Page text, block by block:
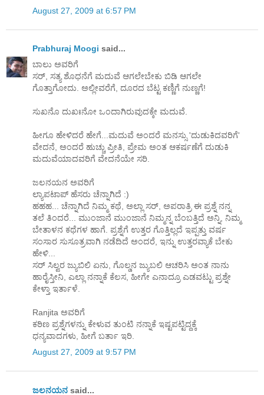
August 27, 2009 at 6:57 PM
Prabhuraj Moogi said...
ಬಾಲು ಅವರಿಗೆ
ಸರ್, ಸತ್ಯ ಶೊಧನೆಗೆ ಮದುವೆ ಆಗಲೇಬೇಕು ಬಿಡಿ ಆಗಲೇ
ಗೊತ್ತಾಗೋದು. ಅಲ್ಲೀವರೆಗೆ, ದೂರದ ಬೆಟ್ಟ ಕಣ್ಣಿಗೆ ನುಣ್ಣಗೆ!
ಸುಖನೊ ದುಖಃನೋ ಒಂದಾಗಿರುವುದಕ್ಕೇ ಮದುವೆ.
ಹೀಗೂ ಹೇಳಿದರೆ ಹೇಗೆ...ಮದುವೆ ಅಂದರೆ ಮನಸ್ಸು 'ದುಡುಕಿದವರಿಗೆ'
ವೇದನೆ, ಅಂದರೆ ಹುಚ್ಚು ಪ್ರೀತಿ, ಪ್ರೇಮ ಅಂತ ಆಕರ್ಷಣೆಗೆ ದುಡುಕಿ
ಮದುವೆಯಾದವರಿಗೆ ವೇದನೆಯೇ ಸರಿ.
ಜಲನಯನ ಅವರಿಗೆ
ಲ್ಯಾಪಟಾಪ್ ಹೆಸರು ಚೆನ್ನಾಗಿದೆ :)
ಹಹಹ... ಚೆನ್ನಾಗಿದೆ ನಿಮ್ಮ ಕಥೆ, ಅಲ್ಲಾ ಸರ್, ಅಪರಾತ್ರಿ ಈ ಪ್ರಶ್ನೆ ನನ್ನ
ತಲೆ ತಿಂದರೆ... ಮುಂಜಾನೆ ಮುಂಜಾನೆ ನಿಮ್ಮನ್ನ ಬೆಂಬತ್ತಿದೆ ಅನ್ನಿ, ನಿಮ್ಮ
ಬೇತಾಳನ ಕಥೆಗಳ ಹಾಗೆ. ಪ್ರಶ್ನೆಗೆ ಉತ್ತರ ಗೊತ್ತಿಲ್ಲದೆ ಇಪ್ಪತ್ತು ವರ್ಷ
ಸಂಸಾರ ಸುಸೂತ್ರವಾಗಿ ನಡೆದಿದೆ ಅಂದರೆ, ಇನ್ನು ಉತ್ತರವ್ಯಾಕೆ ಬೇಕು
ಹೇಳಿ...
ಸರ್ ಸಿಲ್ವರ ಜ್ಯುಬಿಲಿ ಏನು, ಗೊಲ್ಡನ ಜ್ಯುಬಲಿ ಆಚರಿಸಿ ಅಂತ ನಾನು
ಹಾರೈಸ್ತೀನಿ, ಎಲ್ಲಾ ನನ್ನಾಕೆ ಕೆಲಸ, ಹೀಗೇ ಎನಾದ್ರೂ ಎಡವಟ್ಟು ಪ್ರಶ್ನೇ
ಕೇಳ್ತಾ ಇರ್ತಾಳೆ.
Ranjita ಅವರಿಗೆ
ಕಠಿಣ ಪ್ರಶ್ನೆಗಳನ್ನು ಕೇಳುವ ತುಂಟಿ ನನ್ನಾಕೆ ಇಷ್ಟಪಟ್ಟಿದ್ದಕ್ಕೆ
ಧನ್ಯವಾದಗಳು, ಹೀಗೆ ಬರ್ತಾ ಇರಿ.
August 27, 2009 at 9:57 PM
ಜಲನಯನ said...